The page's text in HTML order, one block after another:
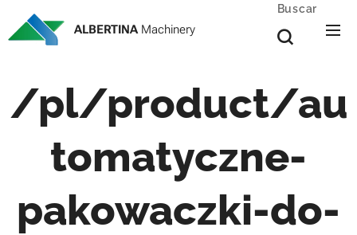
ALBERTINA Machinery
Buscar
/pl/product/au
tomatyczne-
pakowaczki-do-